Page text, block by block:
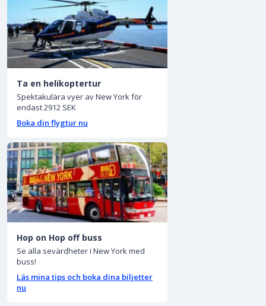
Ta en helikoptertur
Spektakulära vyer av New York för
endast 2912 SEK
Boka din flygtur nu
Hop on Hop off buss
Se alla sevärdheter i New York med
buss!
Läs mina tips och boka dina biljetter
nu